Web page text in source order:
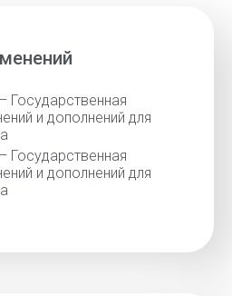
Государственная
и дополнений для
Государственная
и дополнений для